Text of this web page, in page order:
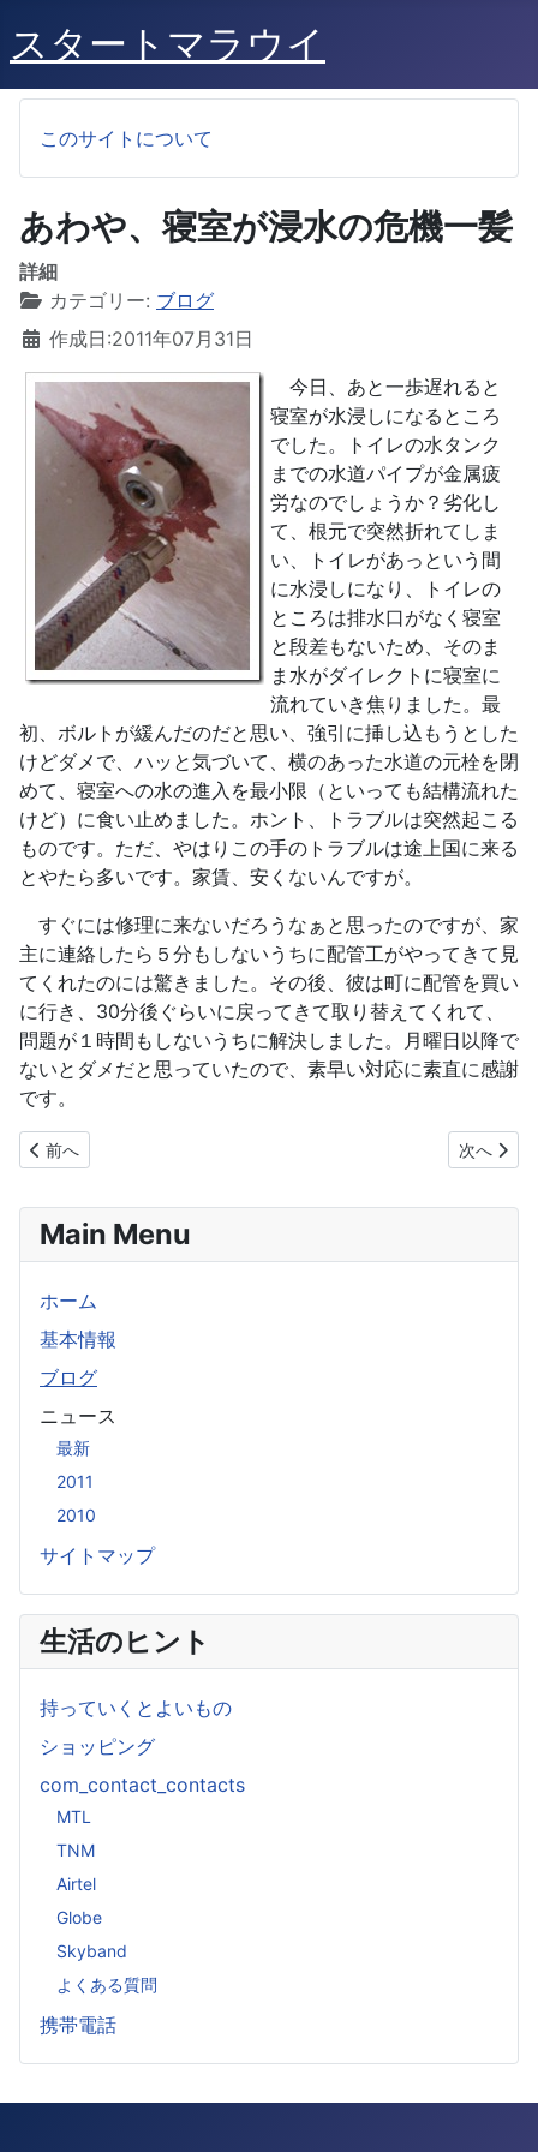
スタートマラウイ
このサイトについて
Main Menu
ホーム
基本情報
ブログ
ニュース
最新
2011
2010
サイトマップ
生活のヒント
持っていくとよいもの
ショッピング
com_contact_contacts
MTL
TNM
Airtel
Globe
Skyband
よくある質問
携帯電話
あわや、寝室が浸水の危機一髪
詳細
カテゴリー: ブログ
作成日:2011年07月31日
今日、あと一歩遅れると
寝室が水浸しになるところ
でした。トイレの水タンク
までの水道パイプが金属疲
労なのでしょうか？劣化し
て、根元で突然折れてしま
い、トイレがあっという間
に水浸しになり、トイレの
ところは排水口がなく寝室
と段差もないため、そのま
ま水がダイレクトに寝室に
流れていき焦りました。最
初、ボルトが緩んだのだと思い、強引に挿し込もうとした
けどダメで、ハッと気づいて、横のあった水道の元栓を閉
めて、寝室への水の進入を最小限（といっても結構流れた
けど）に食い止めました。ホント、トラブルは突然起こる
ものです。ただ、やはりこの手のトラブルは途上国に来る
とやたら多いです。家賃、安くないんですが。
すぐには修理に来ないだろうなぁと思ったのですが、家
主に連絡したら５分もしないうちに配管工がやってきて見
てくれたのには驚きました。その後、彼は町に配管を買い
に行き、30分後ぐらいに戻ってきて取り替えてくれて、
問題が１時間もしないうちに解決しました。月曜日以降で
ないとダメだと思っていたので、素早い対応に素直に感謝
です。
前の記事へ: ラマダン入り
前へ 次の記事
次へ